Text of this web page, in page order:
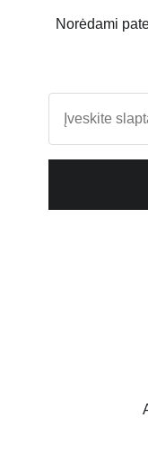
Norėdami